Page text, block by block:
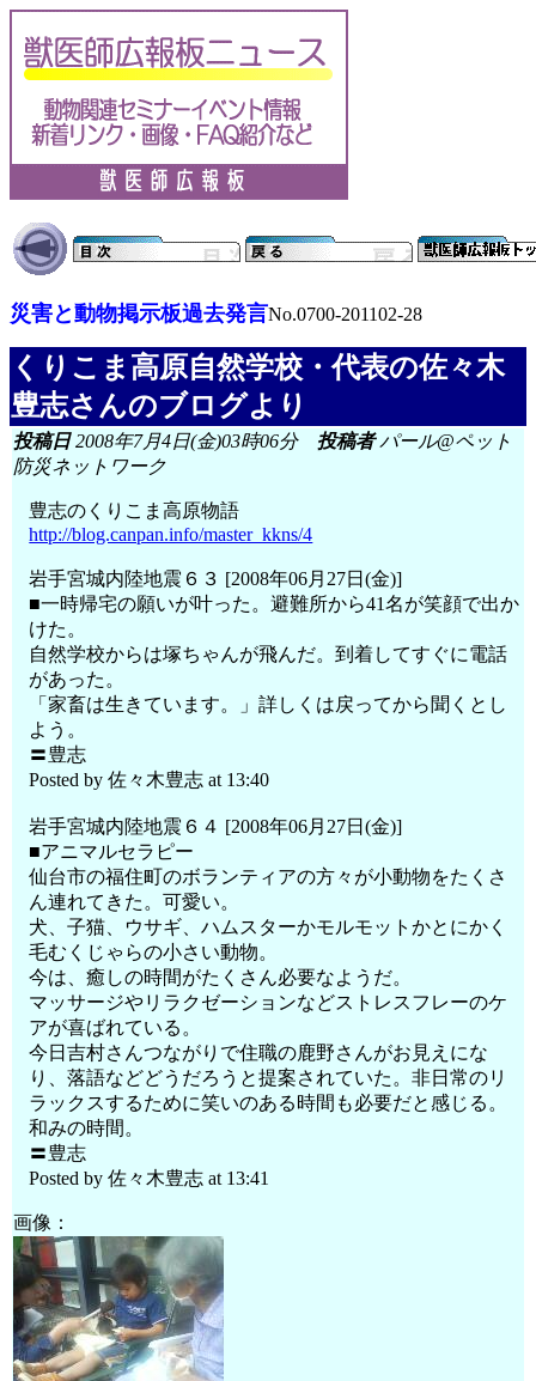
災害と動物掲示板過去発言No.0700-201102-28
くりこま高原自然学校・代表の佐々木
豊志さんのブログより
投稿日2008年7月4日(金)03時06分 投稿者パール@ペット
防災ネットワーク
豊志のくりこま高原物語
http://blog.canpan.info/master_kkns/4
岩手宮城内陸地震６３ [2008年06月27日(金)]
■一時帰宅の願いが叶った。避難所から41名が笑顔で出か
けた。
自然学校からは塚ちゃんが飛んだ。到着してすぐに電話
があった。
「家畜は生きています。」詳しくは戻ってから聞くとし
よう。
〓豊志
Posted by 佐々木豊志 at 13:40
岩手宮城内陸地震６４ [2008年06月27日(金)]
■アニマルセラピー
仙台市の福住町のボランティアの方々が小動物をたくさ
ん連れてきた。可愛い。
犬、子猫、ウサギ、ハムスターかモルモットかとにかく
毛むくじゃらの小さい動物。
今は、癒しの時間がたくさん必要なようだ。
マッサージやリラクゼーションなどストレスフレーのケ
アが喜ばれている。
今日吉村さんつながりで住職の鹿野さんがお見えにな
り、落語などどうだろうと提案されていた。非日常のリ
ラックスするために笑いのある時間も必要だと感じる。
和みの時間。
〓豊志
Posted by 佐々木豊志 at 13:41
画像：